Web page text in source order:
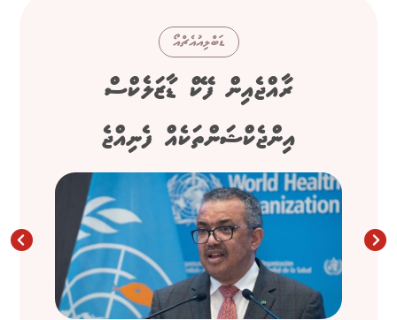
ޑަބްލިއުއެޗްއޯ
ރާއްޖެއިން ފޭކް ޑާޒަލެކްސް
އިންޖެކްޝަންތަކެއް ފެނިއްޖެ